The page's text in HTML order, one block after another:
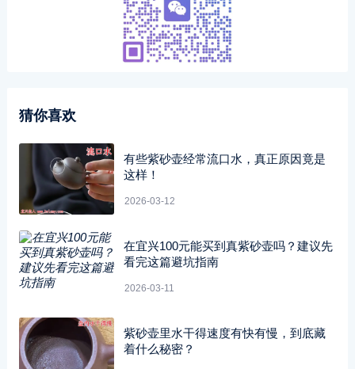
猜你喜欢
有些紫砂壶经常流口水，真正原因竟是
这样！
2026-03-12
在宜兴100元能买到真紫砂壶吗？建议先
看完这篇避坑指南
2026-03-11
紫砂壶里水干得速度有快有慢，到底藏
着什么秘密？